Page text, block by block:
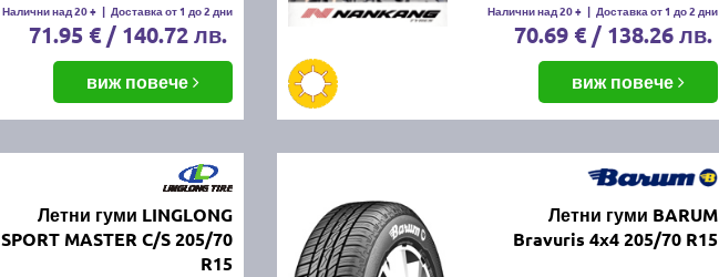
Налични над 20 + | Доставка от 1 до 2 дни
71.95 € / 140.72 лв.
виж повече
Налични над 20 + | Доставка от 1 до 2 дни
70.69 € / 138.26 лв.
виж повече
Летни гуми LINGLONG
SPORT MASTER C/S 205/70
R15
Летни гуми BARUM
Bravuris 4x4 205/70 R15